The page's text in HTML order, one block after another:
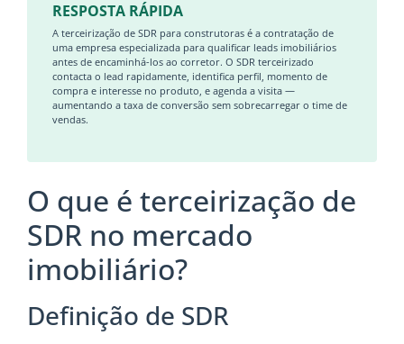
RESPOSTA RÁPIDA
A terceirização de SDR para construtoras é a contratação de
uma empresa especializada para qualificar leads imobiliários
antes de encaminhá-los ao corretor. O SDR terceirizado
contacta o lead rapidamente, identifica perfil, momento de
compra e interesse no produto, e agenda a visita —
aumentando a taxa de conversão sem sobrecarregar o time de
vendas.
O que é terceirização de
SDR no mercado
imobiliário?
Definição de SDR